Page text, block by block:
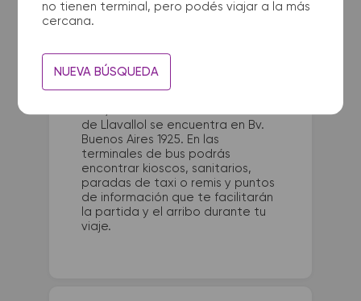
no tienen terminal, pero podés viajar a la más
cercana.
NUEVA BÚSQUEDA
terminales de micro de Mar
del Plata a Llavallol?
La terminal de ómnibus de Mar
de Llavallol se encuentra en Bv.
Buenos Aires 1925. En las
terminales de bus podrás
encontrar kioscos, sanitarios,
paradas de taxi o remis y puntos
de información que te facilitarán
la partida y el arribo durante tu
viaje.